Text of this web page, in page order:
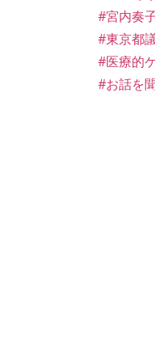
#宮内奏
#東京都
#医療的
#お話を